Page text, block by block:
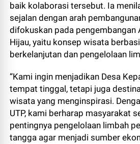
baik kolaborasi tersebut. Ia
sejalan dengan arah
difokuskan pada pengembangan
Hijau, yaitu konsep wisata
berkelanjutan dan pengelolaan
“Kami ingin menjadikan Desa
tempat tinggal, tetapi juga
wisata yang menginspirasi.
UTP, kami berharap masyarakat
pentingnya pengelolaan limbah
tangga agar menjadi sumber